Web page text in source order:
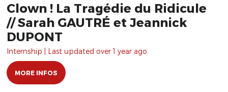
Clown ! La Tragédie du Ridicule
// Sarah GAUTRÉ et Jeannick
DUPONT
Internship | Last updated over 1 year ago.
MORE INFOS